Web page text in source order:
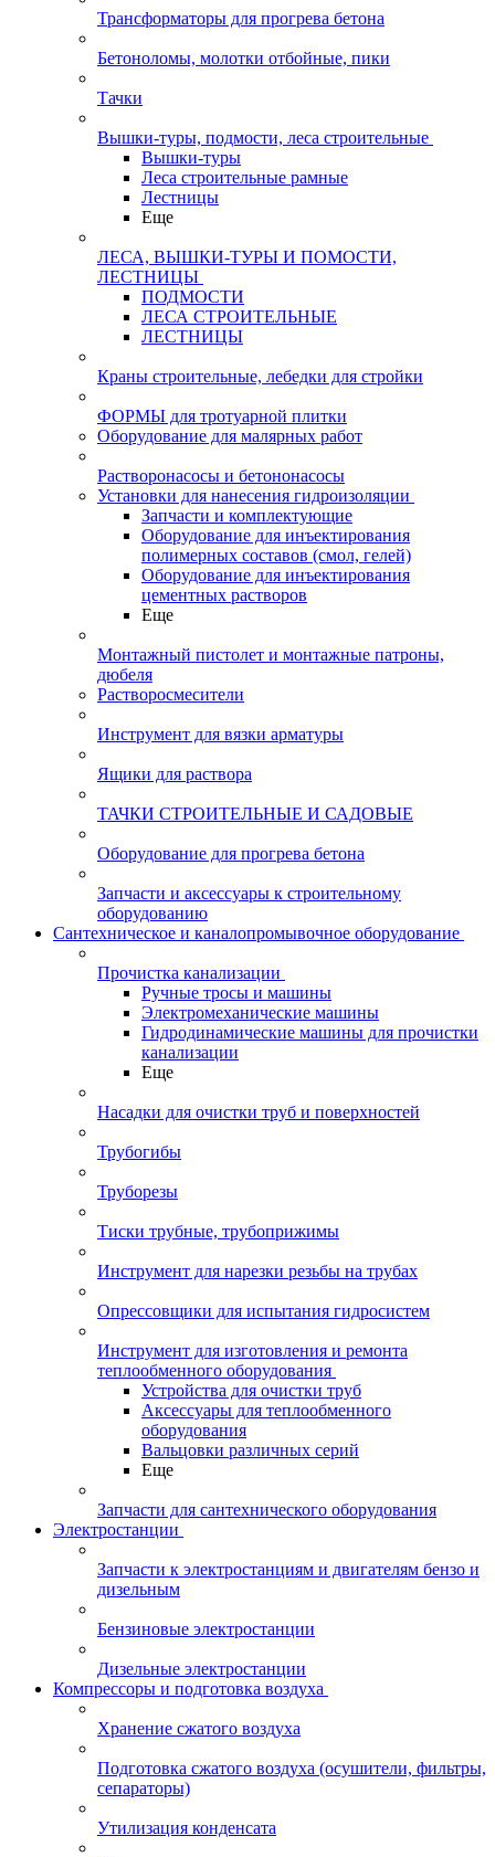
Трансформаторы для прогрева бетона
Бетоноломы, молотки отбойные, пики
Тачки
Вышки-туры, подмости, леса строительные
Вышки-туры
Леса строительные рамные
Лестницы
Еще
ЛЕСА, ВЫШКИ-ТУРЫ И ПОМОСТИ,
ЛЕСТНИЦЫ
ПОДМОСТИ
ЛЕСА СТРОИТЕЛЬНЫЕ
ЛЕСТНИЦЫ
Краны строительные, лебедки для стройки
ФОРМЫ для тротуарной плитки
Оборудование для малярных работ
Растворонасосы и бетононасосы
Установки для нанесения гидроизоляции
Запчасти и комплектующие
Оборудование для инъектирования
полимерных составов (смол, гелей)
Оборудование для инъектирования
цементных растворов
Еще
Монтажный пистолет и монтажные патроны,
дюбеля
Растворосмесители
Инструмент для вязки арматуры
Ящики для раствора
ТАЧКИ СТРОИТЕЛЬНЫЕ И САДОВЫЕ
Оборудование для прогрева бетона
Запчасти и аксессуары к строительному
оборудованию
Сантехническое и каналопромывочное оборудование
Прочистка канализации
Ручные тросы и машины
Электромеханические машины
Гидродинамические машины для прочистки
канализации
Еще
Насадки для очистки труб и поверхностей
Трубогибы
Труборезы
Тиски трубные, трубоприжимы
Инструмент для нарезки резьбы на трубах
Опрессовщики для испытания гидросистем
Инструмент для изготовления и ремонта
теплообменного оборудования
Устройства для очистки труб
Аксессуары для теплообменного
оборудования
Вальцовки различных серий
Еще
Запчасти для сантехнического оборудования
Электростанции
Запчасти к электростанциям и двигателям бензо и
дизельным
Бензиновые электростанции
Дизельные электростанции
Компрессоры и подготовка воздуха
Хранение сжатого воздуха
Подготовка сжатого воздуха (осушители, фильтры,
сепараторы)
Утилизация конденсата